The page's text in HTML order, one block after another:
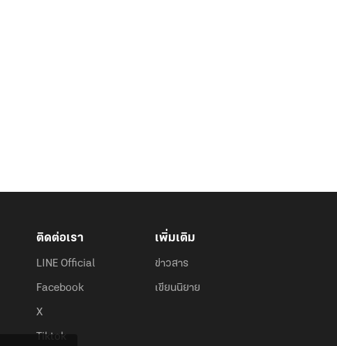
ติดต่อเรา
LINE Official
Facebook
X
Tiktok
เพิ่มเติม
ข่าวสาร
เขียนนิยาย